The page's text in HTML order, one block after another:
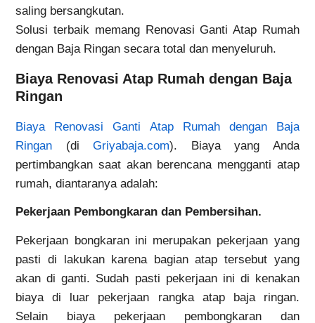
saling bersangkutan.
Solusi terbaik memang Renovasi Ganti Atap Rumah
dengan Baja Ringan secara total dan menyeluruh.
Biaya Renovasi Atap Rumah dengan Baja
Ringan
Biaya Renovasi Ganti Atap Rumah dengan Baja
Ringan (diGriyabaja.com). Biaya yang Anda
pertimbangkan saat akan berencana mengganti atap
rumah, diantaranya adalah:
Pekerjaan Pembongkaran dan Pembersihan.
Pekerjaan bongkaran ini merupakan pekerjaan yang
pasti di lakukan karena bagian atap tersebut yang
akan di ganti. Sudah pasti pekerjaan ini di kenakan
biaya di luar pekerjaan rangka atap baja ringan.
Selain biaya pekerjaan pembongkaran dan